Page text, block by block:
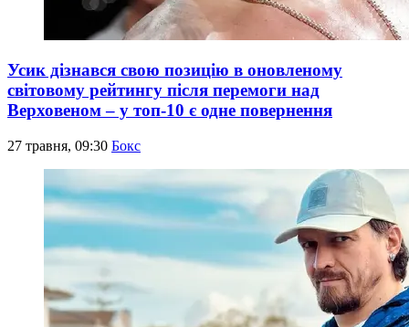
Усик дізнався свою позицію в оновленому
світовому рейтингу після перемоги над
Верховеном – у топ-10 є одне повернення
27 травня, 09:30 Бокс